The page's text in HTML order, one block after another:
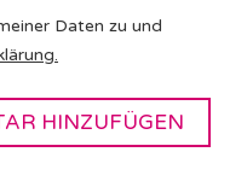
Daten zu und
.